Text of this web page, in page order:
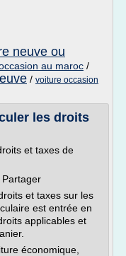
neuve ou
au maroc /
/ voiture occasion
les droits
et taxes de
Partager
et taxes sur les
est entrée en
applicables et
économique,